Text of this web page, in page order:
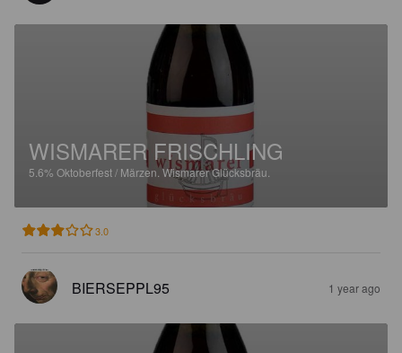
WISMARER FRISCHLING
5.6% Oktoberfest / Märzen.Wismarer Glücksbräu.
3.0
BIERSEPPL95 1 year ago